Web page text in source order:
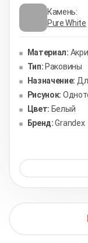
Камень:
Pure White
Материал:
Тип: Раковины
Назначение:
Рисунок:
Цвет: Белый
Бренд: Grandex